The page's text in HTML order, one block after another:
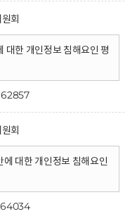
회
대한 개인정보 침해요인 평
62857
회
에 대한 개인정보 침해요인
64034